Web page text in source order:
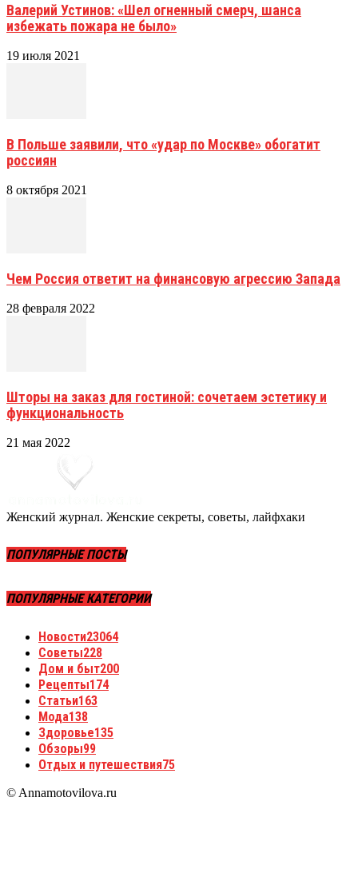
Валерий Устинов: «Шел огненный смерч, шанса
избежать пожара не было»
19 июля 2021
В Польше заявили, что «удар по Москве» обогатит
россиян
8 октября 2021
Чем Россия ответит на финансовую агрессию Запада
28 февраля 2022
Шторы на заказ для гостиной: сочетаем эстетику и
функциональность
21 мая 2022
Женский журнал. Женские секреты, советы, лайфхаки
ПОПУЛЯРНЫЕ ПОСТЫ
ПОПУЛЯРНЫЕ КАТЕГОРИИ
Новости23064
Советы228
Дом и быт200
Рецепты174
Статьи163
Мода138
Здоровье135
Обзоры99
Отдых и путешествия75
© Annamotovilova.ru